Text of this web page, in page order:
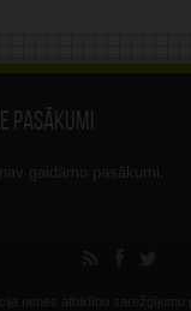
pasākumi
gaidāmo pasākumi.
nenes atbildību sarežģījumu